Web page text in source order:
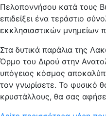
Πελοποννήσου κατά τους
επιδείξει ένα τεράστιο
εκκλησιαστικών μνημείων
Στα δυτικά παράλια της
Όρμο του Διρού στην
υπόγειος κόσμος
τον γνωρίσετε. Το φυσικό
κρυστάλλους, θα σας